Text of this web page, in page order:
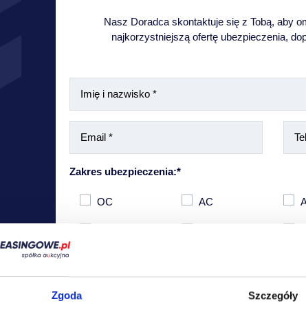
Zgoda Szczegóły
Nasz Doradca skontaktuje się z Tobą, aby
najkorzystniejszą ofertę ubezpieczenia,
Zakres ubezpieczenia:*
OC AC